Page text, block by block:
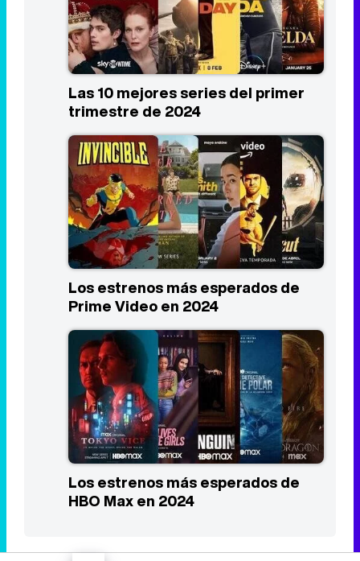
Las 10 mejores series del primer
trimestre de 2024
Los estrenos más esperados de
Prime Video en 2024
Los estrenos más esperados de
HBO Max en 2024